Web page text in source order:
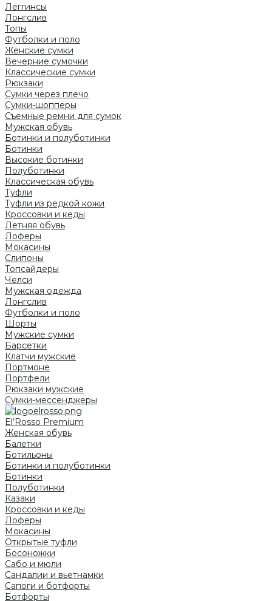
Леггинсы
Лонгслив
Топы
Футболки и поло
Женские сумки
Вечерние сумочки
Классические сумки
Рюкзаки
Сумки через плечо
Сумки-шопперы
Съемные ремни для сумок
Мужская обувь
Ботинки и полуботинки
Ботинки
Высокие ботинки
Полуботинки
Классическая обувь
Туфли
Туфли из редкой кожи
Кроссовки и кеды
Летняя обувь
Лоферы
Мокасины
Слипоны
Топсайдеры
Челси
Мужская одежда
Лонгслив
Футболки и поло
Шорты
Мужские сумки
Барсетки
Клатчи мужские
Портмоне
Портфели
Рюкзаки мужские
Сумки-мессенджеры
El’Rosso Premium
Женская обувь
Балетки
Ботильоны
Ботинки и полуботинки
Ботинки
Полуботинки
Казаки
Кроссовки и кеды
Лоферы
Мокасины
Открытые туфли
Босоножки
Сабо и мюли
Сандалии и вьетнамки
Сапоги и ботфорты
Ботфорты